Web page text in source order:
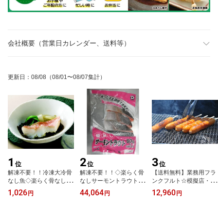
会社概要（営業日カレンダー、送料等）
更新日 ： 08/08 （08/01〜08/07集計）
1 位
解凍不要！！冷凍大冷骨
なし魚◇楽らく骨なし赤
魚60g（5切入）
1,026 円
2位
解凍不要！！◇楽らく骨
なしサーモントラウト
80g 5切×12袋×2箱
44,064 円
3位
【送料無料】業務用フラ
ンクフルト☆模擬店・バ
ザーに最適☆荒挽き串ざ
しフランク 60g 5本×
12,960 円